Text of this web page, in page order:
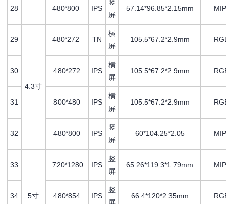
28 480*800 IPS
竖
屏
57.14*96.85*2.15mm
29
4.3寸
480*272 TN
横
屏
105.5*67.2*2.9mm
30 480*272 IPS
横
屏
105.5*67.2*2.9mm
31 800*480 IPS
横
屏
105.5*67.2*2.9mm
32 480*800 IPS
竖
屏
60*104.25*2.05
33
5寸
720*1280 IPS
竖
屏
65.26*119.3*1.79mm
34 480*854 IPS
竖
屏
66.4*120*2.35mm